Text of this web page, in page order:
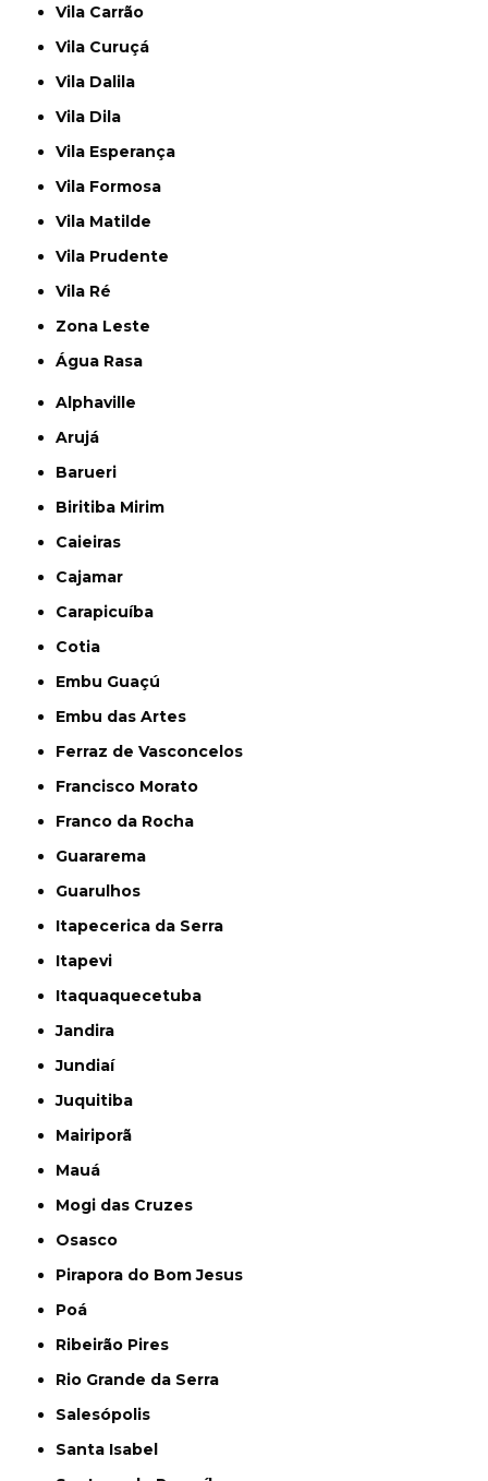
Vila Carrão
Vila Curuçá
Vila Dalila
Vila Dila
Vila Esperança
Vila Formosa
Vila Matilde
Vila Prudente
Vila Ré
Zona Leste
Água Rasa
Alphaville
Arujá
Barueri
Biritiba Mirim
Caieiras
Cajamar
Carapicuíba
Cotia
Embu Guaçú
Embu das Artes
Ferraz de Vasconcelos
Francisco Morato
Franco da Rocha
Guararema
Guarulhos
Itapecerica da Serra
Itapevi
Itaquaquecetuba
Jandira
Jundiaí
Juquitiba
Mairiporã
Mauá
Mogi das Cruzes
Osasco
Pirapora do Bom Jesus
Poá
Ribeirão Pires
Rio Grande da Serra
Salesópolis
Santa Isabel